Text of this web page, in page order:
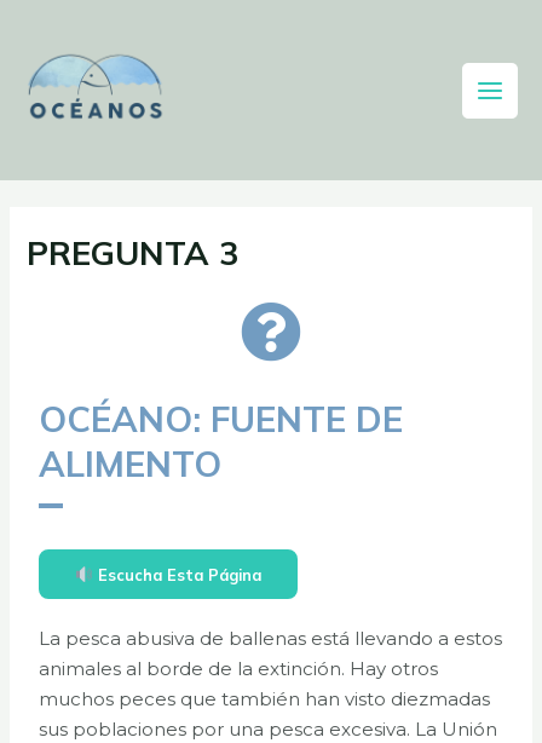
PREGUNTA 3
OCÉANO: FUENTE DE
ALIMENTO
Escucha Esta Página
La pesca abusiva de ballenas está llevando a estos
animales al borde de la extinción. Hay otros
muchos peces que también han visto diezmadas
sus poblaciones por una pesca excesiva. La Unión